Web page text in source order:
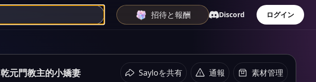
招待と報酬 Discord ログイン
乾元門教主的小嬌妻 Sayloを共有 通報 素材管理